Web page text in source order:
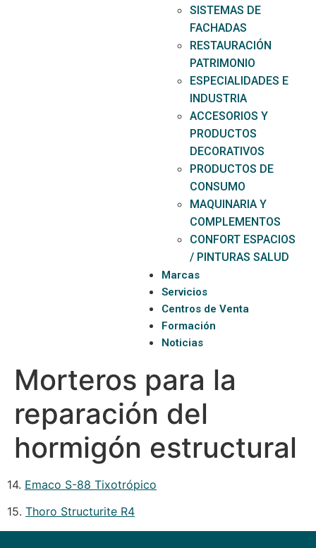
SISTEMAS DE
FACHADAS
RESTAURACIÓN
PATRIMONIO
ESPECIALIDADES E
INDUSTRIA
ACCESORIOS Y
PRODUCTOS
DECORATIVOS
PRODUCTOS DE
CONSUMO
MAQUINARIA Y
COMPLEMENTOS
CONFORT ESPACIOS
/ PINTURAS SALUD
Marcas
Servicios
Centros de Venta
Formación
Noticias
Morteros para la
reparación del
hormigón estructural
14. Emaco S-88 Tixotrópico
15. Thoro Structurite R4